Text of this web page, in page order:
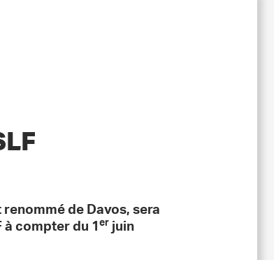
de Davos, sera
compter du 1erjuin